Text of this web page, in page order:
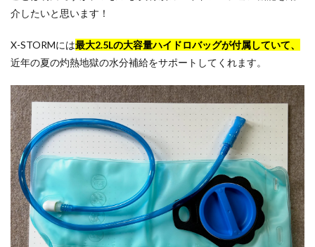
介したいと思います！
X-STORMには最大2.5Lの大容量ハイドロバッグが付属していて、
近年の夏の灼熱地獄の水分補給をサポートしてくれます。